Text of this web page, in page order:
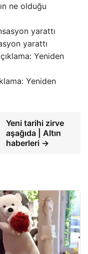
ne olduğu
yarattı
Yeniden
Yeni tarihi zirve
aşağıda | Altın
haberleri →